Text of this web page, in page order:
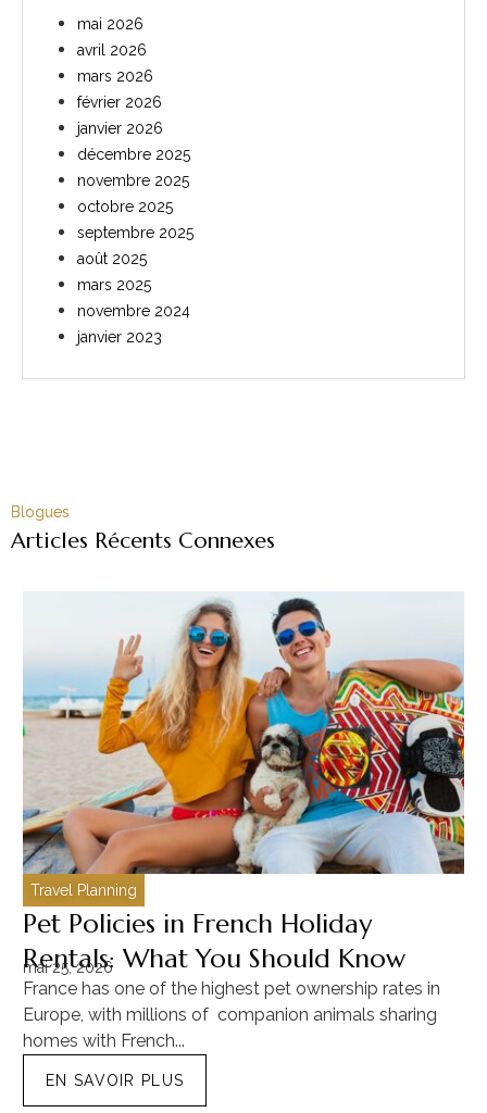
mai 2026
avril 2026
mars 2026
février 2026
janvier 2026
décembre 2025
novembre 2025
octobre 2025
septembre 2025
août 2025
mars 2025
novembre 2024
janvier 2023
Blogues
Articles Récents Connexes
Travel Planning
Pet Policies in French Holiday
Rentals: What You Should Know
mai 25, 2026
France has one of the highest pet ownership rates in
Europe, with millions of companion animals sharing
homes with French...
EN SAVOIR PLUS